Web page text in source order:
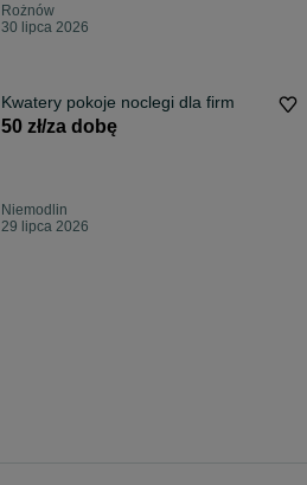
Rożnów
30 lipca 2026
Kwatery pokoje noclegi dla firm
50 zł/za dobę
Niemodlin
29 lipca 2026